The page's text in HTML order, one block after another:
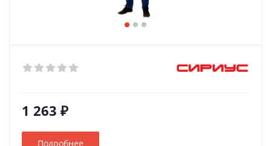
1 263 ₽
Подробнее